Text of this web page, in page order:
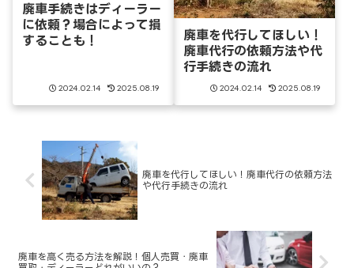
廃車手続きはディーラー
に依頼？場合によって損
することも！
2024.02.14 2025.08.19
廃車を代行してほしい！
廃車代行の依頼方法や代
行手続きの流れ
2024.02.14 2025.08.19
廃車を代行してほしい！廃車代行の依頼方法
や代行手続きの流れ
廃車を高く売る方法を解説！個人売買・廃車